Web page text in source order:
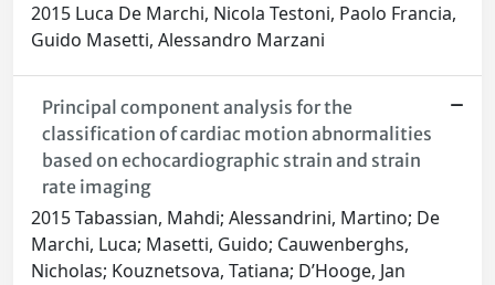
2015 Luca De Marchi, Nicola Testoni, Paolo Francia,
Guido Masetti, Alessandro Marzani
Principal component analysis for the
classification of cardiac motion abnormalities
based on echocardiographic strain and strain
rate imaging
2015 Tabassian, Mahdi; Alessandrini, Martino; De
Marchi, Luca; Masetti, Guido; Cauwenberghs,
Nicholas; Kouznetsova, Tatiana; D’Hooge, Jan